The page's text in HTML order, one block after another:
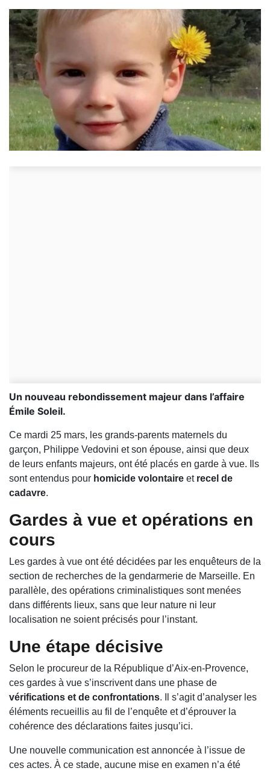
Un nouveau rebondissement majeur dans l’affaire
Émile Soleil.
Ce mardi 25 mars, les grands-parents maternels du
garçon, Philippe Vedovini et son épouse, ainsi que deux
de leurs enfants majeurs, ont été placés en garde à vue. Ils
sont entendus pour homicide volontaire et recel de
cadavre.
Gardes à vue et opérations en
cours
Les gardes à vue ont été décidées par les enquêteurs de la
section de recherches de la gendarmerie de Marseille. En
parallèle, des opérations criminalistiques sont menées
dans différents lieux, sans que leur nature ni leur
localisation ne soient précisés pour l’instant.
Une étape décisive
Selon le procureur de la République d’Aix-en-Provence,
ces gardes à vue s’inscrivent dans une phase de
vérifications et de confrontations. Il s’agit d’analyser les
éléments recueillis au fil de l’enquête et d’éprouver la
cohérence des déclarations faites jusqu’ici.
Une nouvelle communication est annoncée à l’issue de
ces actes. À ce stade, aucune mise en examen n’a été